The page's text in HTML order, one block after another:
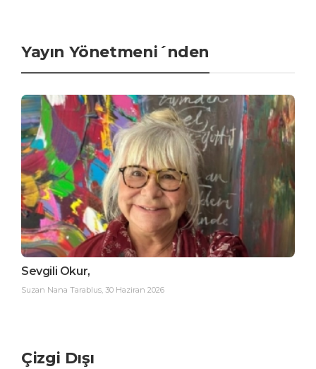
Yayın Yönetmeni´nden
Sevgili Okur,
Suzan Nana Tarablus, 30 Haziran 2026
Çizgi Dışı